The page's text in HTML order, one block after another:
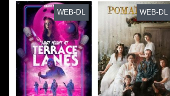
WEB-DL WEB-DL